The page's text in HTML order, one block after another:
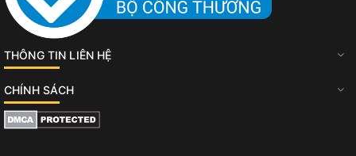
THÔNG TIN LIÊN HỆ
CHÍNH SÁCH